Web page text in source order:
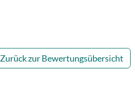
Zurück zur Bewertungsübersicht